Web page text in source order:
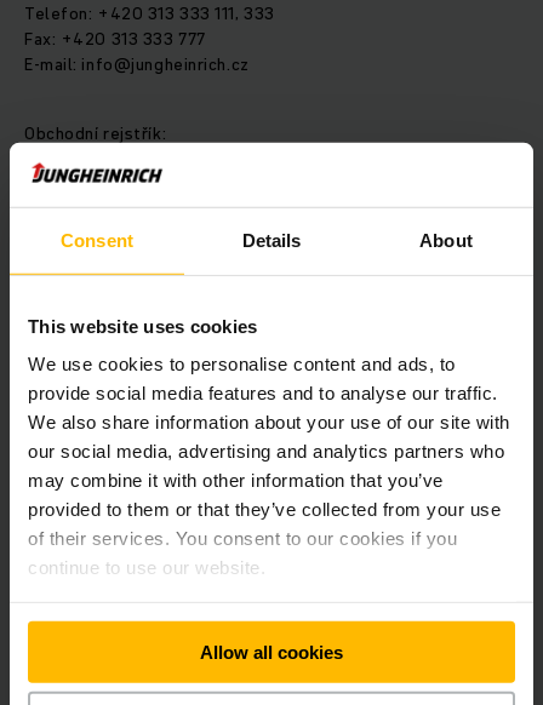
Consent Details About
This website uses cookies
We use cookies to personalise content and ads, to
provide social media features and to analyse our traffic.
We also share information about your use of our site with
our social media, advertising and analytics partners who
may combine it with other information that you’ve
provided to them or that they’ve collected from your use
of their services. You consent to our cookies if you
continue to use our website.
Allow all cookies
Telefon: +420 313 333 111, 333
Fax: +420 313 333 777
E-mail: info@jungheinrich.cz
Obchodní rejstřík:
IČ: 47123591
DIČ: CZ47123591
Společnost je zapsána u Městského soudu v Praze pod
oddílem C, vložka 12802.
Vratislav Přibyl (jednatel)
Zdeněk Vartýř (jednatel)
Vyloučení odpovědnosti:
Uvedené externí odkazy vedou na obsah externích subjektů,
za který odpovídá výhradně příslušný subjekt. Při zjištění
porušení práva budou odkazy neprodleně odstraněny.
Newsletter Sociální sítě